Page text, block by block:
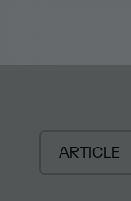
ARTICLE